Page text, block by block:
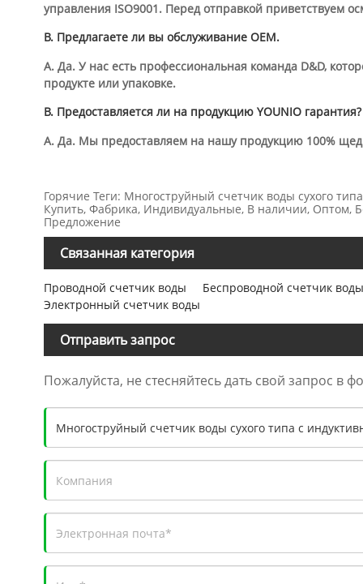
управления ISO9001. Перед отправкой приветствуем
В. Предлагаете ли вы обслуживание OEM.
А. Да. У нас есть профессиональная команда D&D,
продукте или упаковке.
В. Предоставляется ли на продукцию YOUNIO гарантия?
А. Да. Мы предоставляем на нашу продукцию 100%
Горячие Теги: Многоструйный счетчик воды сухого
Купить, Фабрика, Индивидуальные, В наличии, Оптом,
Предложение
Связанная категория
Проводной счетчик воды
Беспроводной счетчик воды
Электронный счетчик воды
Отправить запрос
Пожалуйста, не стесняйтесь дать свой запрос